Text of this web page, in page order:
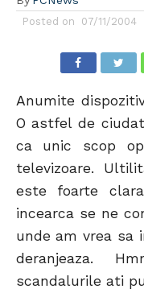
Posted on 07/11/2004
Anumite
O astfel de
ca unic scop
televizoare.
este foarte
incearca se ne
unde am vrea sa
deranjeaza.
scandalurile ati